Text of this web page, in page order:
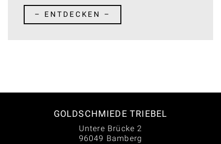
– ENTDECKEN –
GOLDSCHMIEDE TRIEBEL
Untere Brücke 2
96049 Bamberg